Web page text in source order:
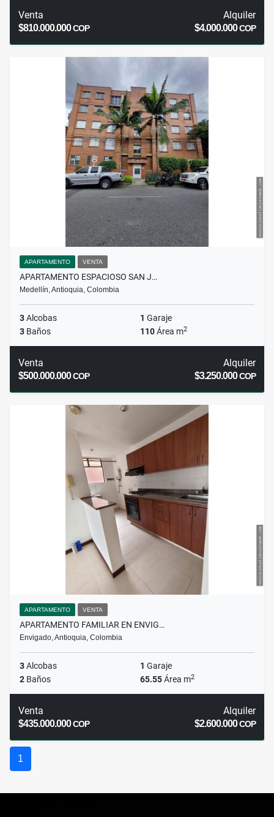
Venta
$810.000.000COP
Alquiler
$4.000.000COP
APARTAMENTO VENTA
APARTAMENTO ESPACIOSO SAN J…
Medellín, Antioquia, Colombia
3Alcobas 1 Garaje
3 Baños 110Área m2
Venta
$500.000.000COP
Alquiler
$3.250.000COP
APARTAMENTO VENTA
APARTAMENTO FAMILIAR EN ENVIG…
Envigado, Antioquia, Colombia
3Alcobas 1 Garaje
2 Baños 65.55Área m2
Venta
$435.000.000COP
Alquiler
$2.600.000COP
1